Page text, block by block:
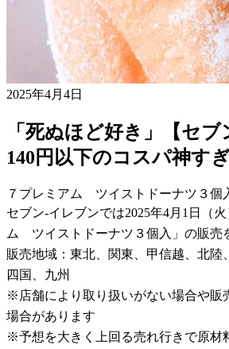
2025年4月4日
「死ぬほど好き」【セブ
140円以下のコスパ神す
７プレミアム ツイストドーナツ３個
セブン-イレブンでは2025年4月1日（
ム ツイストドーナツ３個入」の販売
販売地域：東北、関東、甲信越、北陸
四国、九州
※店舗により取り扱いがない場合や販
場合があります
※予想を大きく上回る売れ行きで原材